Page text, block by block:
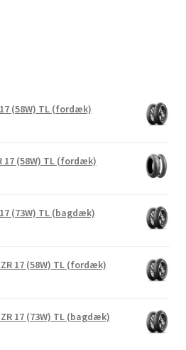
(58W) TL (fordæk)
17 (58W) TL (fordæk)
(73W) TL (bagdæk)
17 (58W) TL (fordæk)
17 (73W) TL (bagdæk)